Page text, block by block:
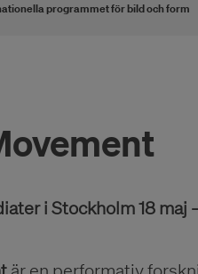
programmet för bild och form
i Stockholm 18 maj